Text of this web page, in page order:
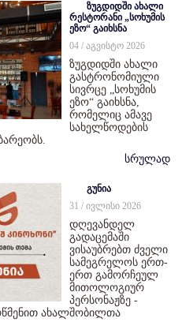
ზუგდიდში ახალი
რესტორანი „სოხუმის
ეზო“ გაიხსნა
04 / აგვისტო 2026
ზუგდიდში ახალი
გასტრონომიული
სივრცე „სოხუმის
ეზო“ გაიხსნა,
რომელიც ამავე
სახელწოდების
სრულად
გუნია
31 / ივლისი 2026
დღევანდელ
გადაცემაში
ვისაუბრებთ ძველი
სამეგრელოს ერთ-
ერთ გამორჩეულ
მითოლოგიურ
პერსონაჟზე -
ახალშობილთა